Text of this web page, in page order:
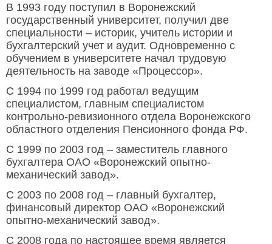
В 1993 году поступил в Воронежский
государственный университет, получил две
специальности – историк, учитель истории и
бухгалтерский учет и аудит. Одновременно с
обучением в университете начал трудовую
деятельность на заводе «Процессор».
С 1994 по 1999 год работал ведущим
специалистом, главным специалистом
контрольно-ревизионного отдела Воронежского
областного отделения Пенсионного фонда РФ.
С 1999 по 2003 год – заместитель главного
бухгалтера ОАО «Воронежский опытно-
механический завод».
С 2003 по 2008 год – главный бухгалтер,
финансовый директор ОАО «Воронежский
опытно-механический завод».
С 2008 года по настоящее время является